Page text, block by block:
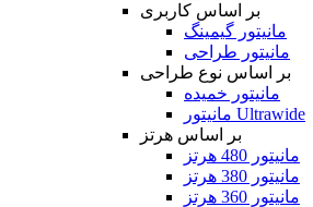
بر اساس کاربری
مانیتور گیمینگ
مانیتور طراحی
بر اساس نوع طراحی
مانیتور خمیده
مانیتور Ultrawide
بر اساس هرتز
مانیتور 480 هرتز
مانیتور 380 هرتز
مانیتور 360 هرتز